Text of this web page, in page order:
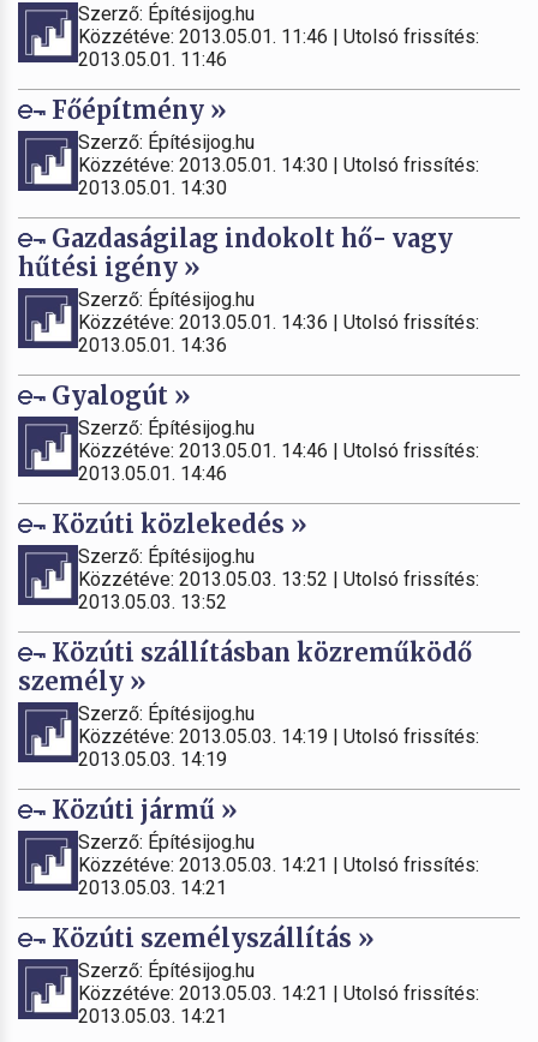
Szerző: Építésijog.hu
Közzétéve: 2013.05.01. 11:46 | Utolsó frissítés:
2013.05.01. 11:46
Főépítmény »
Szerző: Építésijog.hu
Közzétéve: 2013.05.01. 14:30 | Utolsó frissítés:
2013.05.01. 14:30
Gazdaságilag indokolt hő- vagy
hűtési igény »
Szerző: Építésijog.hu
Közzétéve: 2013.05.01. 14:36 | Utolsó frissítés:
2013.05.01. 14:36
Gyalogút »
Szerző: Építésijog.hu
Közzétéve: 2013.05.01. 14:46 | Utolsó frissítés:
2013.05.01. 14:46
Közúti közlekedés »
Szerző: Építésijog.hu
Közzétéve: 2013.05.03. 13:52 | Utolsó frissítés:
2013.05.03. 13:52
Közúti szállításban közreműködő
személy »
Szerző: Építésijog.hu
Közzétéve: 2013.05.03. 14:19 | Utolsó frissítés:
2013.05.03. 14:19
Közúti jármű »
Szerző: Építésijog.hu
Közzétéve: 2013.05.03. 14:21 | Utolsó frissítés:
2013.05.03. 14:21
Közúti személyszállítás »
Szerző: Építésijog.hu
Közzétéve: 2013.05.03. 14:21 | Utolsó frissítés:
2013.05.03. 14:21